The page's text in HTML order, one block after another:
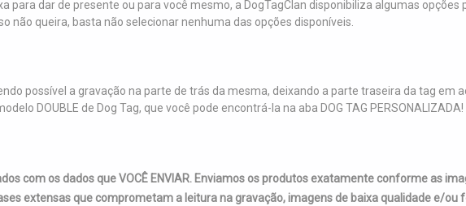
dar de presente ou para você mesmo, a DogTagClan disponibiliza algumas opções
não queira, basta não selecionar nenhuma das opções disponíveis.
possível a gravação na parte de trás da mesma, deixando a parte traseira da tag em
DOUBLE de Dog Tag, que você pode encontrá-la na aba DOG TAG PERSONALIZADA!
com os dados que VOCÊ ENVIAR. Enviamos os produtos exatamente conforme as
extensas que comprometam a leitura na gravação, imagens de baixa qualidade e/ou